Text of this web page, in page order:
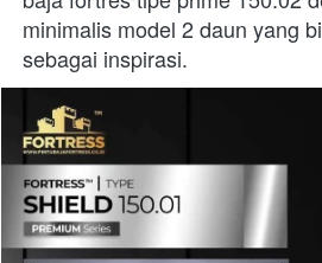
minimalis model 2 daun yang
sebagai inspirasi.